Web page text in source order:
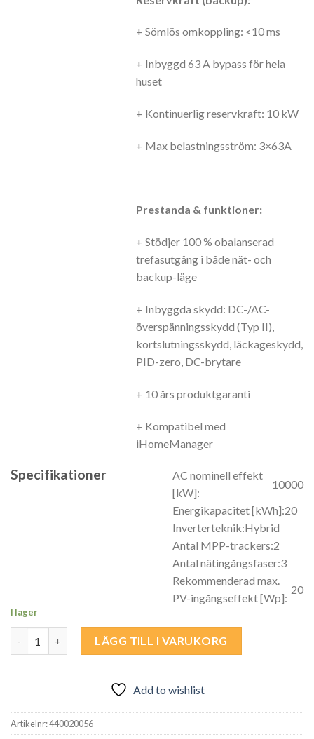
+ Sömlös omkoppling: <10 ms
+ Inbyggd 63 A bypass för hela
huset
+ Kontinuerlig reservkraft: 10 kW
+ Max belastningsström: 3×63A
Prestanda & funktioner:
+ Stödjer 100 % obalanserad
trefasutgång i både nät- och
backup-läge
+ Inbyggda skydd: DC-/AC-
överspänningsskydd (Typ II),
kortslutningsskydd, läckageskydd,
PID-zero, DC-brytare
+ 10 års produktgaranti
+ Kompatibel med
iHomeManager
Specifikationer
AC nominell effekt
[kW]:
10000
Energikapacitet [kWh]:20
Inverterteknik:Hybrid
Antal MPP-trackers:2
Antal nätingångsfaser:3
Rekommenderad max.
PV-ingångseffekt [Wp]:
20
I lager
SH10T + SBH200 Energilager: Hybridpaket Använd
LÄGG TILL I VARUKORG
Add to wishlist
Artikelnr:440020056